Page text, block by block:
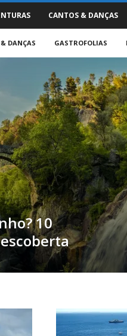
CANTOS & DANÇAS
DANÇAS GASTROFOLIAS
10